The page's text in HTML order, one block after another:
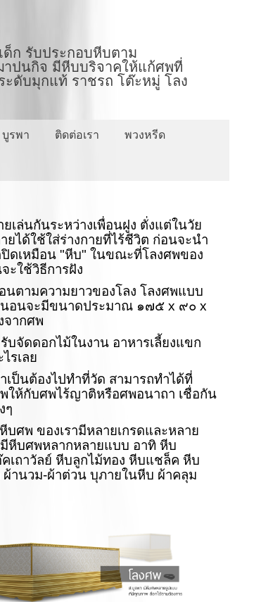
ก รับประกอบหีบตาม
าปนกิจ มีหีบบริจาคให้แก้ศพที่
ะดับมุกแท้ ราชรถ โต๊ะหมู่ โลง
บูรพา ติดต่อเรา พวงหรีด
ล่นกันระหว่างเพื่อนฝูง ตั่งแต่ในวัย
ได้ใช้ใส่ร่างกายที่ไร้ชีวิต ก่อนจะนำ
ปิดเหมือน "หีบ" ในขณะที่โลงศพของ
ะใช้วิธีการฝัง
ตามความยาวของโลง โลงศพแบบ
นอนจะมีขนาดประมาณ ๑๗๕ x ๙๐ x
จากศพ
จัดดอกไม้ในงาน อาหารเลี้ยงแขก
รเลย
ป็นต้องไปทำที่วัด สามารถทำได้ที่
ให้กับศพไร้ญาติหรือศพอนาถา เชื่อกัน
ๆ
บศพ ของเรามีหลายเกรดและหลาย
หีบศพหลากหลายแบบ อาทิ หีบ
เถาวัลย์ หีบลูกไม้ทอง หีบแชล็ค หีบ
านวม-ผ้าต่วน บุภายในหีบ ผ้าคลุม